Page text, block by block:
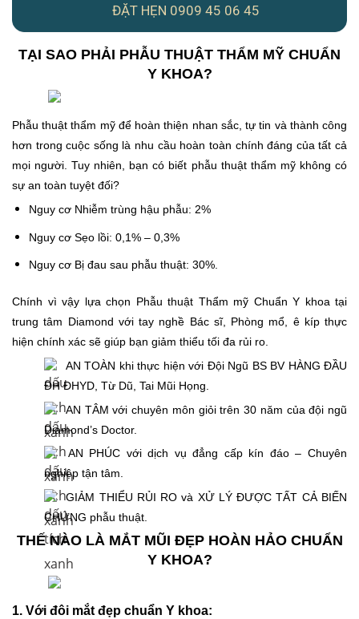
ĐẶT HẸN 0909 45 06 45
TẠI SAO PHẢI PHẪU THUẬT THẨM MỸ CHUẨN
Y KHOA?
Phẫu thuật thẩm mỹ để hoàn thiện nhan sắc, tự tin và thành công
hơn trong cuộc sống là nhu cầu hoàn toàn chính đáng của tất cả
mọi người. Tuy nhiên, bạn có biết phẫu thuật thẩm mỹ không có
sự an toàn tuyệt đối?
Nguy cơ Nhiễm trùng hậu phẫu: 2%
Nguy cơ Sẹo lồi: 0,1% – 0,3%
Nguy cơ Bị đau sau phẫu thuật: 30%.
Chính vì vậy lựa chọn Phẫu thuật Thẩm mỹ Chuẩn Y khoa tại
trung tâm Diamond với tay nghề Bác sĩ, Phòng mổ, ê kíp thực
hiện chính xác sẽ giúp bạn giảm thiểu tối đa rủi ro.
AN TOÀN khi thực hiện với Đội Ngũ BS BV HÀNG ĐẦU
ĐH ĐHYD, Từ Dũ, Tai Mũi Họng.
AN TÂM với chuyên môn giỏi trên 30 năm của đội ngũ
Diamond’s Doctor.
AN PHÚC với dịch vụ đẳng cấp kín đáo – Chuyên
nghiệp tận tâm.
GIẢM THIỂU RỦI RO và XỬ LÝ ĐƯỢC TẤT CẢ BIẾN
CHỨNG phẫu thuật.
THẾ NÀO LÀ MẮT MŨI ĐẸP HOÀN HẢO CHUẨN
Y KHOA?
1. Với đôi mắt đẹp chuẩn Y khoa: